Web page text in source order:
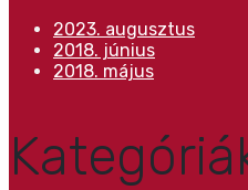
2023. augusztus
2018. június
2018. május